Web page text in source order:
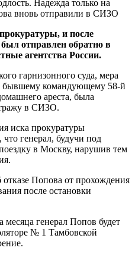
и после
отправлен обратно в
агентства России.
гарнизонного суда, мера
бывшему командующему 58-й
ареста, была
в СИЗО.
иска прокуратуры
генерал, будучи под
в Москву, нарушив тем
Попова от прохождения
после остановки
генерал Попов будет
№ 1 Тамбовской